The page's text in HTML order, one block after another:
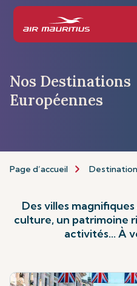
Nos Destinations
Européennes
Page d’accueil
Des villes
culture, un patrimoine
activités... À